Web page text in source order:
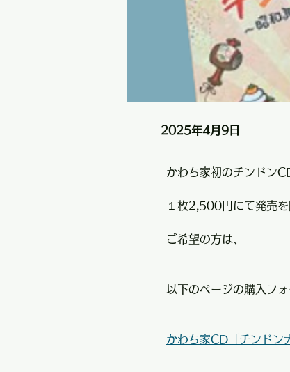
2025年4月9日
かわち家初のチンドン
１枚2,500円にて発売を
ご希望の方は、
以下のページの購入フ
かわち家CD「チンドン